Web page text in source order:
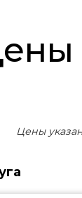
Цены